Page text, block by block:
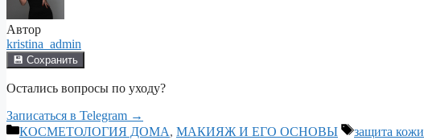
Автор
kristina_admin
💾 Сохранить
Остались вопросы по уходу?
Записаться в Telegram →
Рубрики
КОСМЕТОЛОГИЯ ДОМА, МАКИЯЖ И ЕГО ОСНОВЫ Метки
защита кожи